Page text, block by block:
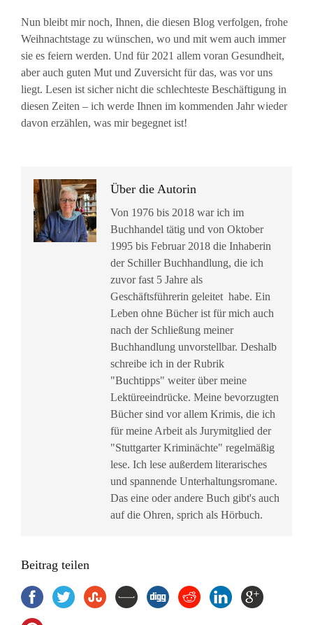
Nun bleibt mir noch, Ihnen, die diesen Blog verfolgen, frohe
Weihnachtstage zu wünschen, wo und mit wem auch immer
sie es feiern werden. Und für 2021 allem voran Gesundheit,
aber auch guten Mut und Zuversicht für das, was vor uns
liegt. Lesen ist sicher nicht die schlechteste Beschäftigung in
diesen Zeiten – ich werde Ihnen im kommenden Jahr wieder
davon erzählen, was mir begegnet ist!
Über die Autorin
Von 1976 bis 2018 war ich im
Buchhandel tätig und von Oktober
1995 bis Februar 2018 die Inhaberin
der Schiller Buchhandlung, die ich
zuvor fast 5 Jahre als
Geschäftsführerin geleitet habe. Ein
Leben ohne Bücher ist für mich auch
nach der Schließung meiner
Buchhandlung unvorstellbar. Deshalb
schreibe ich in der Rubrik
"Buchtipps" weiter über meine
Lektüreeindrücke. Meine bevorzugten
Bücher sind vor allem Krimis, die ich
für meine Arbeit als Jurymitglied der
"Stuttgarter Kriminächte" regelmäßig
lese. Ich lese außerdem literarisches
und spannende Unterhaltungsromane.
Das eine oder andere Buch gibt's auch
auf die Ohren, sprich als Hörbuch.
Beitrag teilen